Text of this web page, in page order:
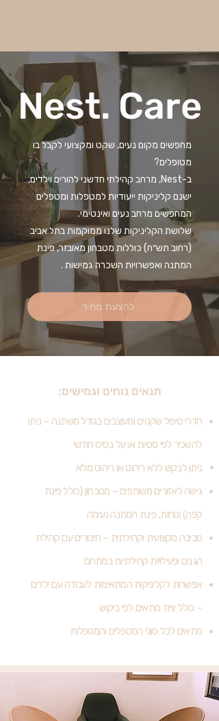
Nest. Care
מחפשים מקום נעים, שקט ומקצועי לקבל בו
מטופלים?
ב-Nest, מרחב קהילתי חדשני להורים וילדים,
ישנם קליניקות ייעודיות למטפלות ומטפלים
המחפשים מרחב נעים ואינטימי.
שלושת הקליניקות שלנו ממוקמות בתל אביב
(רחוב תש״ח) כוללות מטבחון מאובזר, פינת
המתנה ואפשרויות השכרה גמישות .
להצעת מחיר
תנאים נוחים וגמישים:
חדרי טיפול שקטים ומעוצבים בגודל משתנה – ניתן
להשכיר לפי ססיות או על בסיס חודשי
ניתן לבקש ללא ריהוט או ריהוט מלא
גישה לאזורים משותפים – מטבחון (כולל פינת
קפה) ונוחות, פינת המתנה נעימה
סביבה מקצועית וקהילתית – חיבורים עם קהילת
הגנים ופעילויות קהילתיות במתחם
אפשרות לקליניקות המתאימות לעבודה עם ילדים
– כולל ציוד מתאים לפי ביקוש
מתאים לכל סוגי המטפלים והמטפלות